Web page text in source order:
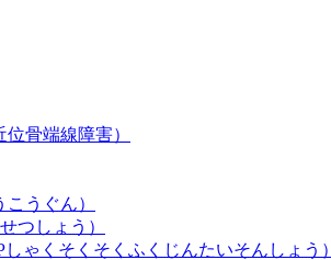
骨端線障害）
うぐん）
つしょう）
ゃくそくそくふくじんたいそんしょう）